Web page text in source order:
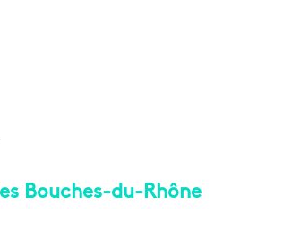
Bouches-du-Rhône